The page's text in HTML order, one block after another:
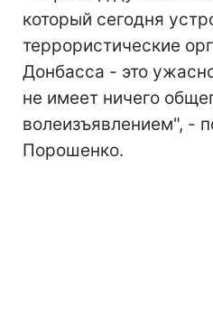
который сегодня
террористические
Донбасса - это
не имеет ничего
волеизъявлением", -
Порошенко.